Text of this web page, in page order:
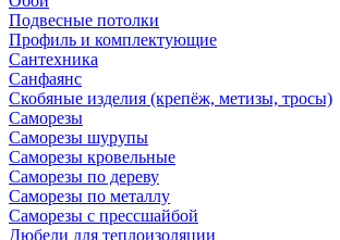
Подвесные потолки
Профиль и комплектующие
Сантехника
Санфаянс
Скобяные изделия (крепёж, метизы, тросы)
Саморезы
Саморезы шурупы
Саморезы кровельные
Саморезы по дереву
Саморезы по металлу
Саморезы с прессшайбой
Дюбели для теплоизоляции